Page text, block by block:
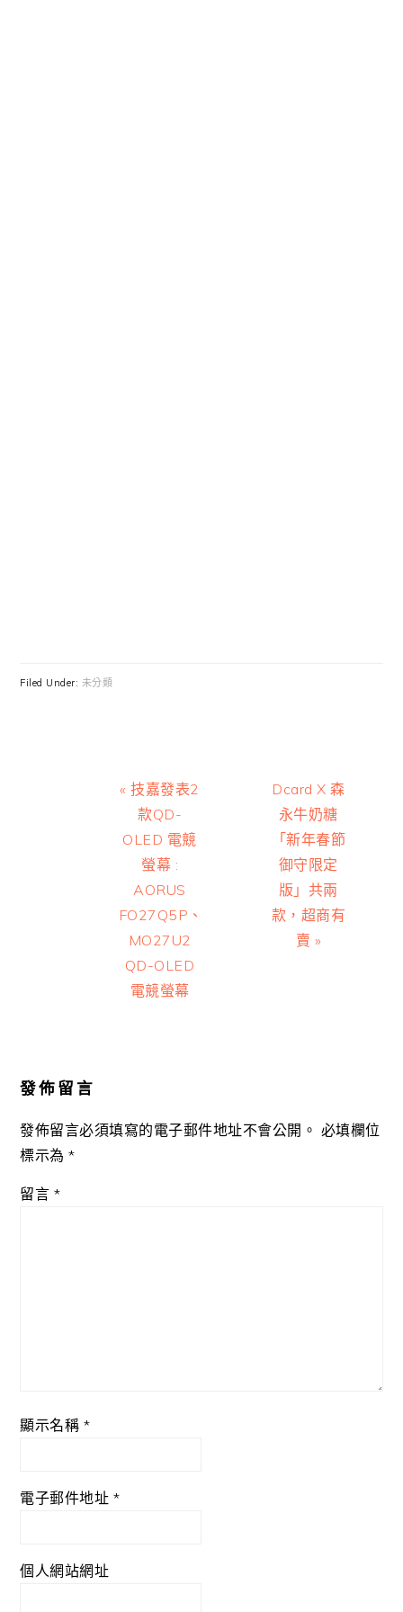
Filed Under: 未分類
Previous
Post:
« 技嘉發表2
款QD-
OLED 電競
螢幕 :
AORUS
FO27Q5P、
MO27U2
QD-OLED
電競螢幕
Next
Post:
Dcard X 森
永牛奶糖
「新年春節
御守限定
版」共兩
款，超商有
賣 »
發佈留言
發佈留言必須填寫的電子郵件地址不會公開。 必填欄位
標示為*
留言 *
顯示名稱 *
電子郵件地址 *
個人網站網址